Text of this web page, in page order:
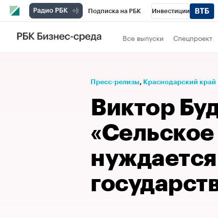
Подписка на РБК Инвестиции
Телеканал
Спецпроекты Проверка контрагентов
Рынок наличной валюты
Все выпуски Спецпроект
Пресс-релизы⁠, Краснодарский край
Виктор
«Сельское